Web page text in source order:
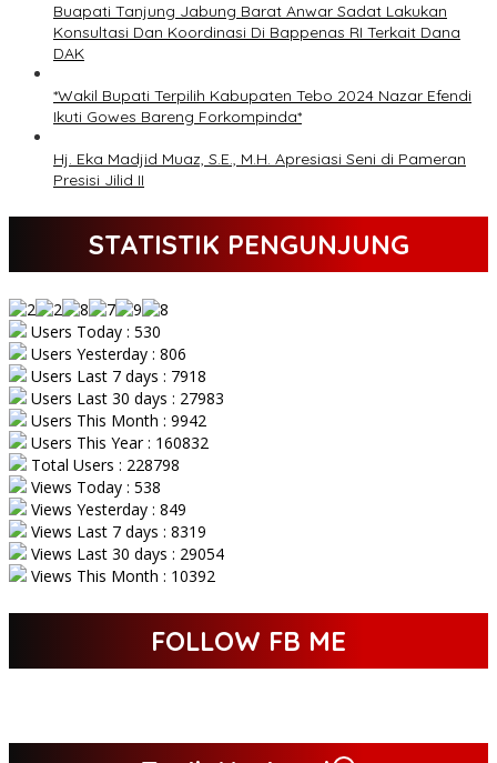
Buapati Tanjung Jabung Barat Anwar Sadat Lakukan
Konsultasi Dan Koordinasi Di Bappenas RI Terkait Dana
DAK
*Wakil Bupati Terpilih Kabupaten Tebo 2024 Nazar Efendi
Ikuti Gowes Bareng Forkompinda*
Hj. Eka Madjid Muaz, S.E., M.H. Apresiasi Seni di Pameran
Presisi Jilid II
STATISTIK PENGUNJUNG
Users Today : 530
Users Yesterday : 806
Users Last 7 days : 7918
Users Last 30 days : 27983
Users This Month : 9942
Users This Year : 160832
Total Users : 228798
Views Today : 538
Views Yesterday : 849
Views Last 7 days : 8319
Views Last 30 days : 29054
Views This Month : 10392
FOLLOW FB ME